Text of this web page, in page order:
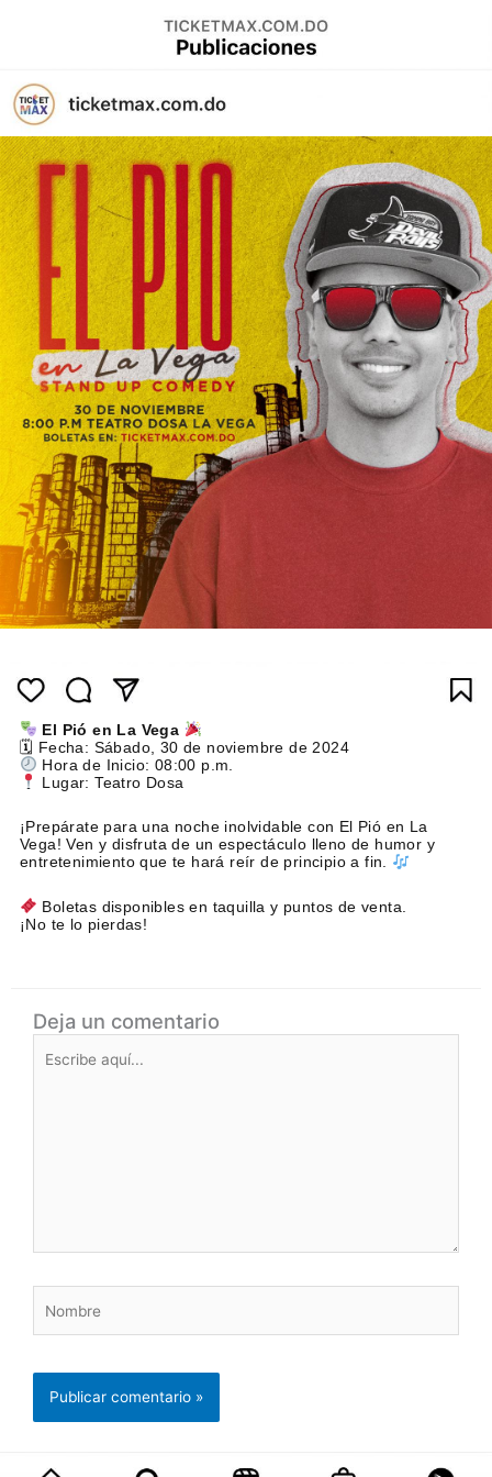
El Pió en La Vega
🗓 Fecha: Sábado, 30 de noviembre de 2024
Hora de Inicio: 08:00 p.m.
Lugar: Teatro Dosa
¡Prepárate para una noche inolvidable con El Pió en La
Vega! Ven y disfruta de un espectáculo lleno de humor y
entretenimiento que te hará reír de principio a fin.
Boletas disponibles en taquilla y puntos de venta.
¡No te lo pierdas!
Deja un comentario
aquí...